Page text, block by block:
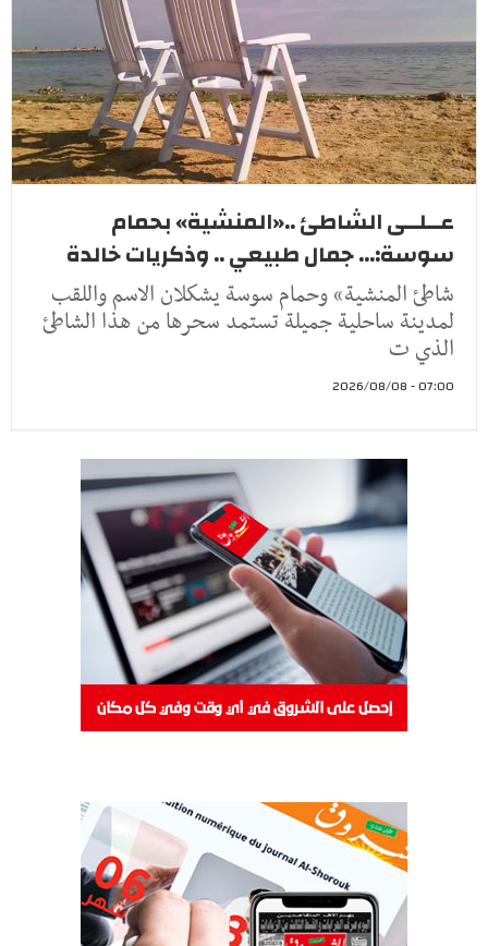
عــلــى الشاطئ ..«المنشية» بحمام
سوسة:... جمال طبيعي .. وذكريات خالدة
شاطئ المنشية» وحمام سوسة يشكلان الاسم واللقب
لمدينة ساحلية جميلة تستمد سحرها من هذا الشاطئ
الذي ت
07:00 - 2026/08/08